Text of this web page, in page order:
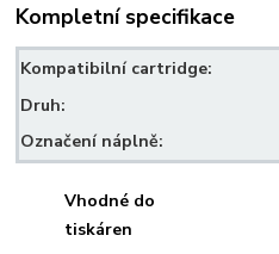
Kompletní specifikace
Kompatibilní cartridge:
Druh:
Označení náplně:
Vhodné do
tiskáren